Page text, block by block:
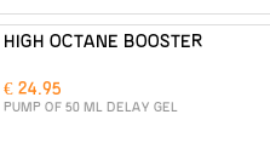
HIGH OCTANE BOOSTER
€ 24.95
PUMP OF 50 ML DELAY GEL